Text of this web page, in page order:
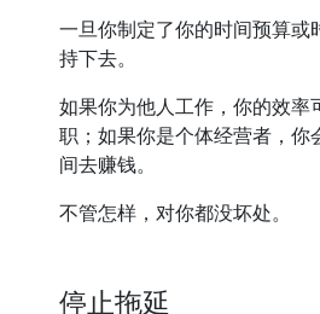
一旦你制定了你的时间预算或
持下去。
如果你为他人工作，你的效率
职；如果你是个体经营者，你
间去赚钱。
不管怎样，对你都没坏处。
停止拖延